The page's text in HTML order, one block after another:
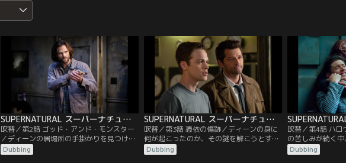
SUPERNATURAL スーパーナチュラル シーズン14 第02話／吹替
吹替／第2話 ゴッド・アンド・モンスター
／ディーンの居場所の手掛かりを見つけた
サムは、メアリー、ボビーと共にさっそく
調べにいく。一方、相変わらず自分のいる
Dubbing
SUPERNATURAL スーパーナチュラル シーズン14 第03話／吹替
吹替／第3話 憑依の傷跡／ディーンの身に
何が起こったのか、その謎を解こうとする
サム。彼は、いつの間にか捜査に関わって
いたミルズ保安官に援助を求めることにす
Dubbing
吹替／第4話 ハ
の苦しみが続く
ギュアが動き出
が付くとハロウ
Dubbing